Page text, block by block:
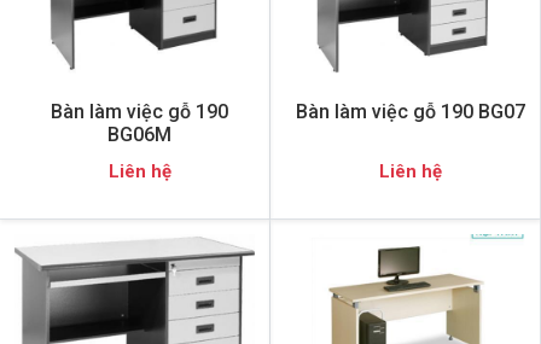
Bàn làm việc gỗ 190
BG06M
Liên hệ
Bàn làm việc gỗ 190 BG07
Liên hệ